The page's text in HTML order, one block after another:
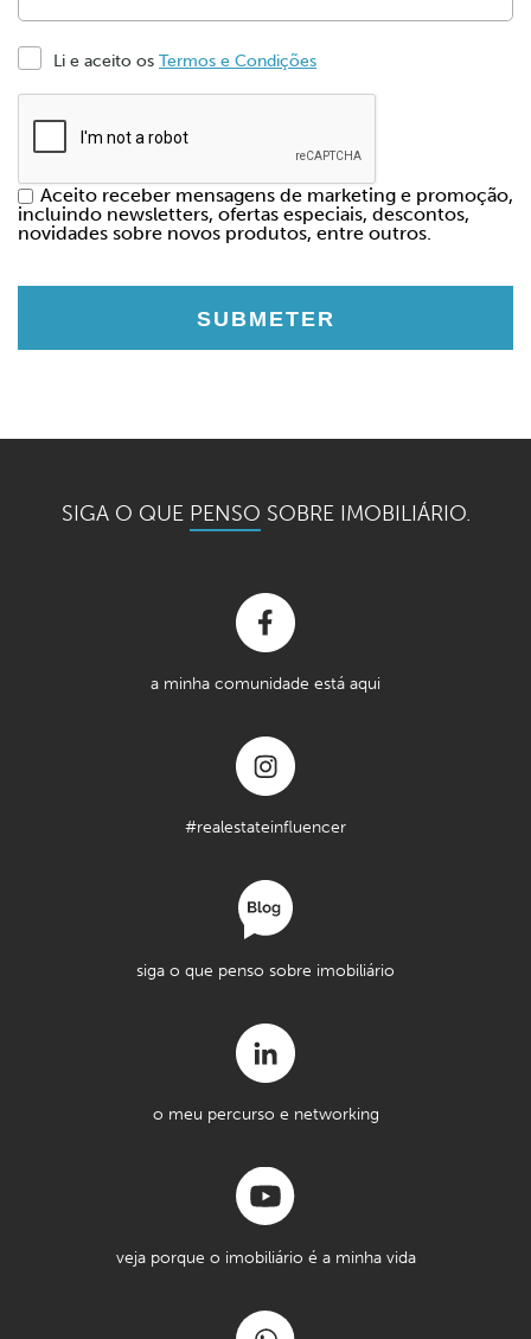
Li e aceito os Termos e Condições
Aceito receber mensagens de marketing e promoção,
incluindo newsletters, ofertas especiais, descontos,
novidades sobre novos produtos, entre outros.
SIGA O QUE PENSO SOBRE IMOBILIÁRIO.
a minha comunidade está aqui
#realestateinfluencer
siga o que penso sobre imobiliário
o meu percurso e networking
veja porque o imobiliário é a minha vida